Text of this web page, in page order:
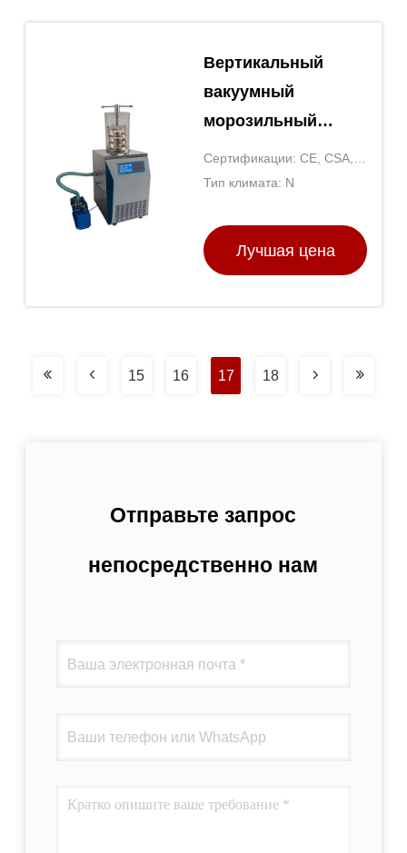
Вертикальный
вакуумный
морозильный
сушильщик Малый
лабораторный
Сертификации: CE, CSA,
UL
Тип климата: N
Лучшая цена
15 16 17 18
Отправьте запрос
непосредственно нам